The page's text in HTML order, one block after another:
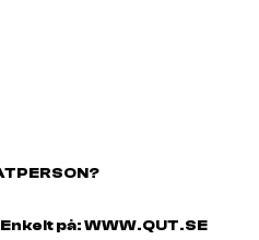
på:WWW.QUT.SE